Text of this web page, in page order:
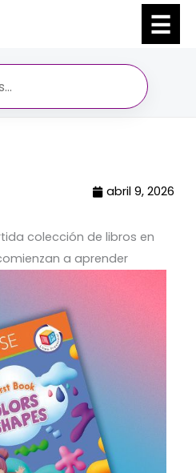
abril 9, 2026
colección de libros en
a aprender